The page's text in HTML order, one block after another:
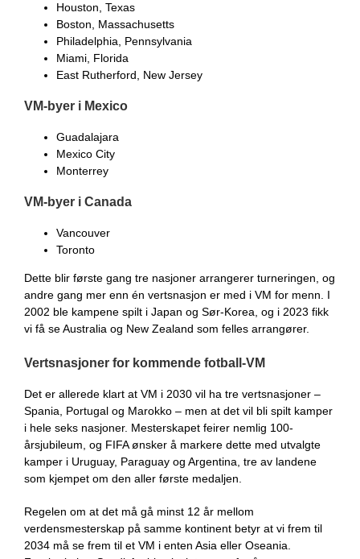
Houston, Texas
Boston, Massachusetts
Philadelphia, Pennsylvania
Miami, Florida
East Rutherford, New Jersey
VM-byer i Mexico
Guadalajara
Mexico City
Monterrey
VM-byer i Canada
Vancouver
Toronto
Dette blir første gang tre nasjoner arrangerer turneringen, og
andre gang mer enn én vertsnasjon er med i VM for menn. I
2002 ble kampene spilt i Japan og Sør-Korea, og i 2023 fikk
vi få se Australia og New Zealand som felles arrangører.
Vertsnasjoner for kommende fotball-VM
Det er allerede klart at VM i 2030 vil ha tre vertsnasjoner –
Spania, Portugal og Marokko – men at det vil bli spilt kamper
i hele seks nasjoner. Mesterskapet feirer nemlig 100-
årsjubileum, og FIFA ønsker å markere dette med utvalgte
kamper i Uruguay, Paraguay og Argentina, tre av landene
som kjempet om den aller første medaljen.
Regelen om at det må gå minst 12 år mellom
verdensmesterskap på samme kontinent betyr at vi frem til
2034 må se frem til et VM i enten Asia eller Oseania.